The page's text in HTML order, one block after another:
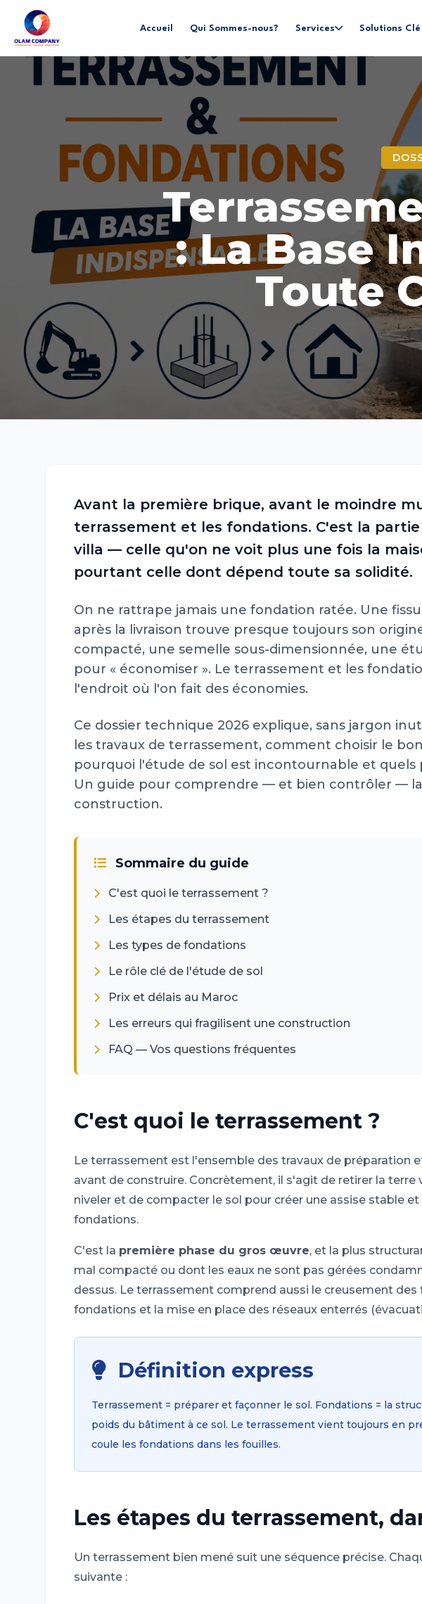
Accueil Qui Sommes-nous? Services Solutions
: La Base
Toute
Avant la première brique, avant le moindre
terrassement et les fondations. C'est la
villa — celle qu'on ne voit plus une fois la
pourtant celle dont dépend toute sa solidité.
On ne rattrape jamais une fondation ratée. Une
après la livraison trouve presque toujours son
compacté, une semelle sous-dimensionnée, une
pour « économiser ». Le terrassement et les
l'endroit où l'on fait des économies.
Ce dossier technique 2026 explique, sans jargon
les travaux de terrassement, comment choisir le
pourquoi l'étude de sol est incontournable et quels
Un guide pour comprendre — et bien contrôler —
construction.
Sommaire du guide
C'est quoi le terrassement ?
Les étapes du terrassement
Les types de fondations
Le rôle clé de l'étude de sol
Prix et délais au Maroc
Les erreurs qui fragilisent une construction
FAQ — Vos questions fréquentes
C'est quoi le terrassement ?
Le terrassement est l'ensemble des travaux de préparation
avant de construire. Concrètement, il s'agit de retirer la terre
niveler et de compacter le sol pour créer une assise stable
fondations.
C'est la première phase du gros œuvre, et la plus
mal compacté ou dont les eaux ne sont pas gérées
dessus. Le terrassement comprend aussi le creusement des
fondations et la mise en place des réseaux enterrés
Définition express
Terrassement = préparer et façonner le sol. Fondations = la
poids du bâtiment à ce sol. Le terrassement vient toujours en
coule les fondations dans les fouilles.
Les étapes du terrassement,
Un terrassement bien mené suit une séquence précise.
suivante :